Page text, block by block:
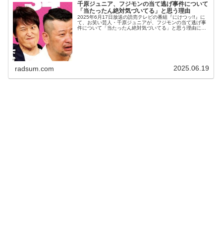
千原ジュニア、フジモンの当て逃げ事件について
「当たったん絶対気づいてる」と思う理由
2025年6月17日放送の読売テレビの番組『にけつッ!!』に
て、お笑い芸人・千原ジュニアが、フジモンの当て逃げ事
件について「当たったん絶対気づいてる」と思う理由につ
radsum.com 2025.06.19